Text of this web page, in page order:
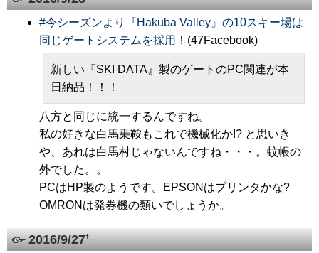
#今シーズンより『Hakuba Valley』の10スキー場は
同じゲートシステムを採用！ (47Facebook)
新しい『SKI DATA』製のゲートのPC関連が本
日納品！！！
八方と同じに統一するんですね。
私の好きな白馬乗鞍もこれで機械化か!? と思いき
や、あれは白馬村じゃないんですね・・・。蚊帳の
外でした。。
PCはHP製のようです。EPSONはプリンタかな?
OMRONは発券機の類いでしょうか。
↑
2016/9/27†